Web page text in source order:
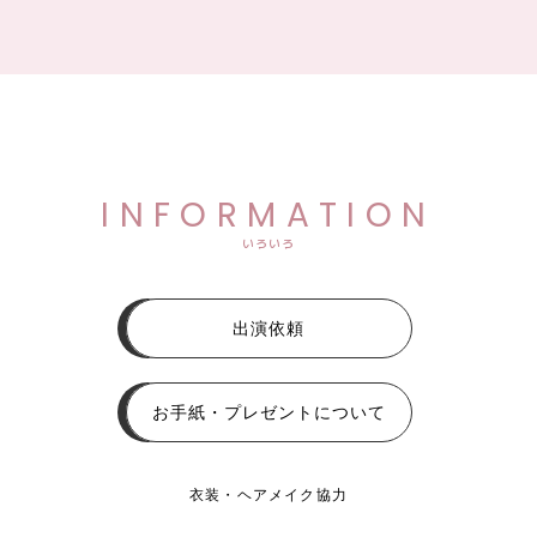
INFORMATION
いろいろ
出演依頼
お手紙・プレゼントについて
衣装・ヘアメイク協力